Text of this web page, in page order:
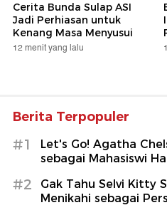
Cerita Bunda Sulap ASI
Jadi Perhiasan untuk
Kenang Masa Menyusui
12 menit yang lalu
Berita Terpopuler
#1
Let's Go! Agatha
sebagai Mahasiswi
#2
Gak Tahu Selvi Kitty
Menikahi sebagai